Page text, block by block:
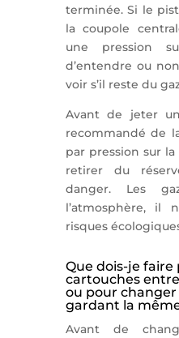
terminée. Si le
la coupole
une pression
d’entendre ou
voir s’il reste du
Avant de jeter
recommandé de
par pression sur
retirer du
danger. Les
l’atmosphère, il
risques
Que dois-je
cartouches
ou pour
gardant la
Avant de